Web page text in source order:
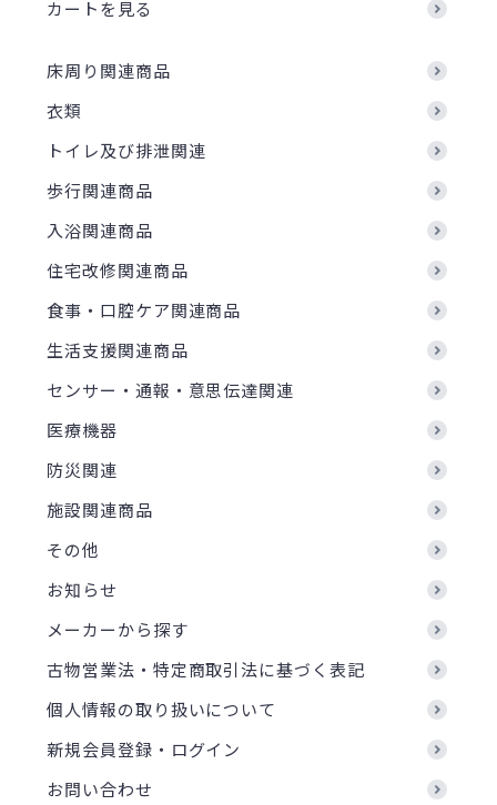
カートを見る
床周り関連商品
衣類
トイレ及び排泄関連
歩行関連商品
入浴関連商品
住宅改修関連商品
食事・口腔ケア関連商品
生活支援関連商品
センサー・通報・意思伝達関連
医療機器
防災関連
施設関連商品
その他
お知らせ
メーカーから探す
古物営業法・特定商取引法に基づく表記
個人情報の取り扱いについて
新規会員登録・ログイン
お問い合わせ